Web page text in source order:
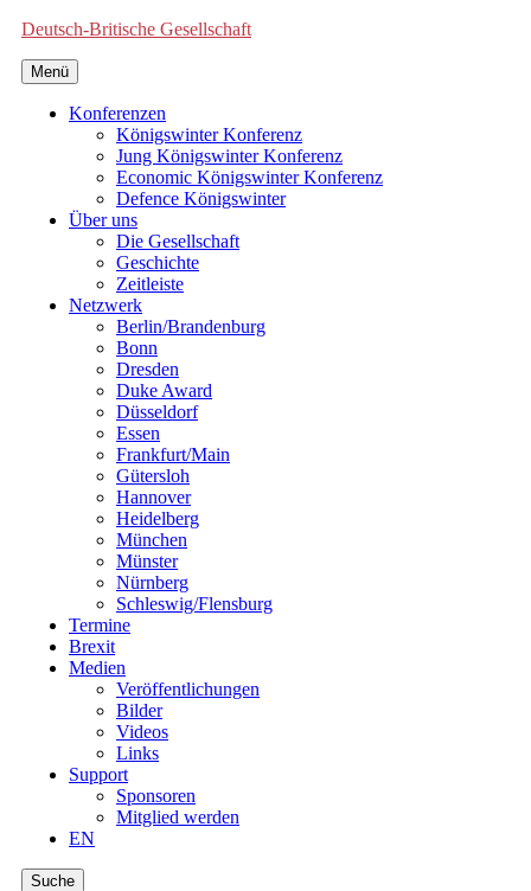
Deutsch-Britische Gesellschaft
Menü
Konferenzen
Königswinter Konferenz
Jung Königswinter Konferenz
Economic Königswinter Konferenz
Defence Königswinter
Über uns
Die Gesellschaft
Geschichte
Zeitleiste
Netzwerk
Berlin/Brandenburg
Bonn
Dresden
Duke Award
Düsseldorf
Essen
Frankfurt/Main
Gütersloh
Hannover
Heidelberg
München
Münster
Nürnberg
Schleswig/Flensburg
Termine
Brexit
Medien
Veröffentlichungen
Bilder
Videos
Links
Support
Sponsoren
Mitglied werden
EN
Suche